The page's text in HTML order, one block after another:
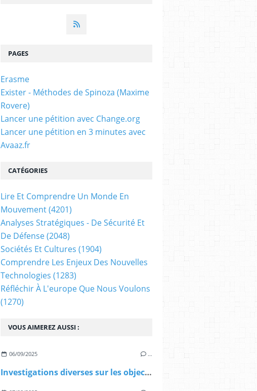
VOUS AIMEREZ AUSSI :
06/09/2025 …
Investigations diverses sur les objectifs et biais des débats télévisés !
PAGES
Erasme
Exister - Méthodes de Spinoza (Maxime
Rovere)
Lancer une pétition avec Change.org
Lancer une pétition en 3 minutes avec
Avaaz.fr
CATÉGORIES
Lire Et Comprendre Un Monde En
Mouvement(4201)
Analyses Stratégiques - De Sécurité Et
De Défense(2048)
Sociétés Et Cultures (1904)
Comprendre Les Enjeux Des Nouvelles
Technologies (1283)
Réfléchir À L'europe Que Nous Voulons
(1270)